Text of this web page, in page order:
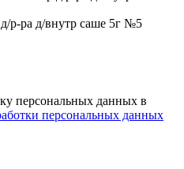
р-ра д/внутр саше 5г №5
персональных данных в
персональных данных